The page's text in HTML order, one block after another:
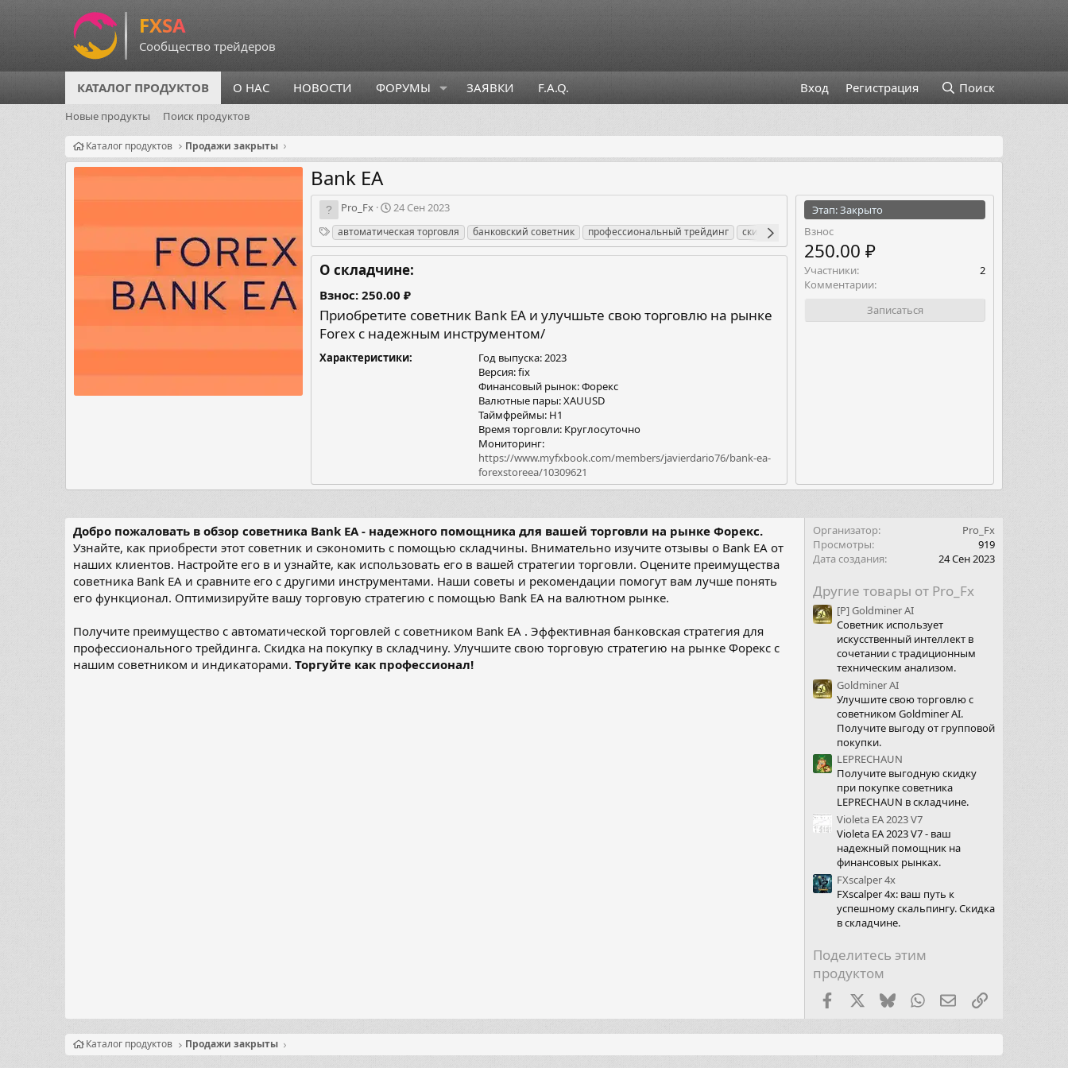
КАТАЛОГ ПРОДУКТОВ О НАС НОВОСТИ ФОРУМЫ ЗАЯВКИ F.A.Q. Вход Регистрация Поиск
Новые продукты Поиск продуктов
Каталог продуктов Продажи закрыты
Bank EA
О
г
а
н
и
з
т
о
Pro_Fx
Д
т
а
с
о
з
а
н
я
24 Сен 2023
Теги
автоматическая торговля банковский советник профессиональный трейдинг скидка на советник
О складчине:
Взнос 250.00 ₽
Приобретите советник Bank EA и улучшьте свою торговлю на рынке
Forex с надежным инструментом/
Характеристики
Год выпуска: 2023
Версия: fix
Финансовый рынок: Форекс
Валютные пары: XAUUSD
Таймфреймы: H1
Время торговли: Круглосуточно
Мониторинг:
https://www.myfxbook.com/members/javierdario76/bank-ea-
forexstoreea/10309621
Этап: Закрыто
Взнос
250.00 ₽
Участники
2
Комментарии
Записаться
Добро пожаловать в обзор советника Bank EA - надежного помощника для вашей торговли на рынке Форекс.
Узнайте, как приобрести этот советник и сэкономить с помощью складчины. Внимательно изучите отзывы о Bank EA от
наших клиентов. Настройте его в и узнайте, как использовать его в вашей стратегии торговли. Оцените преимущества
советника Bank EA и сравните его с другими инструментами. Наши советы и рекомендации помогут вам лучше понять
его функционал. Оптимизируйте вашу торговую стратегию с помощью Bank EA на валютном рынке.
Получите преимущество с автоматической торговлей с советником Bank EA . Эффективная банковская стратегия для
профессионального трейдинга. Скидка на покупку в складчину. Улучшите свою торговую стратегию на рынке Форекс с
нашим советником и индикаторами. Торгуйте как профессионал!
Организатор
Pro_Fx
Просмотры
919
Дата создания
24 Сен 2023
Другие товары от Pro_Fx
[Р] Goldminer AI
Советник использует
искусственный интеллект в
сочетании с традиционным
техническим анализом.
Goldminer AI
Улучшите свою торговлю с
советником Goldminer AI.
Получите выгоду от групповой
покупки.
LEPRECHAUN
Получите выгодную скидку
при покупке советника
LEPRECHAUN в складчине.
Violeta EA 2023 V7
Violeta EA 2023 V7 - ваш
надежный помощник на
финансовых рынках.
FXscalper 4x
FXscalper 4x: ваш путь к
успешному скальпингу. Скидка
в складчине.
Поделитесь этим
продуктом
FacebookX (Twitter)
Bluesky WhatsApp
Электронная почта
Ссылка
Каталог продуктов Продажи закрыты